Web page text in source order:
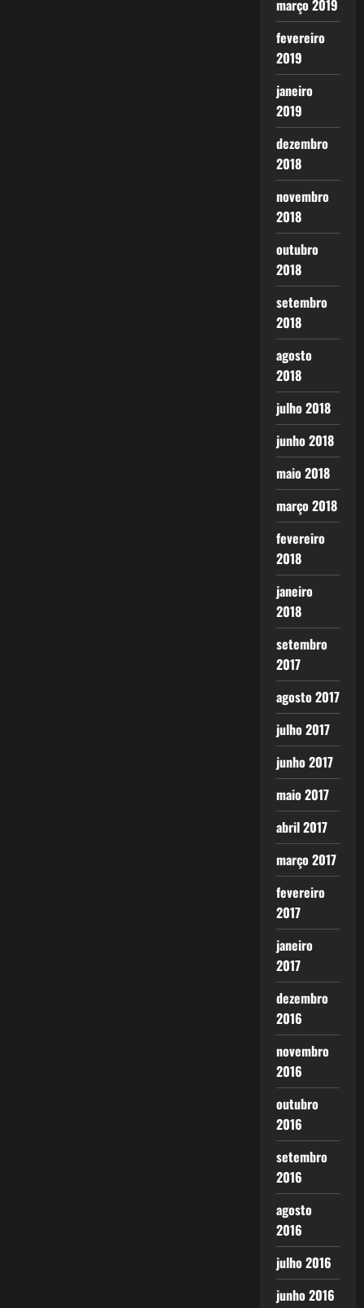
março 2019
fevereiro
2019
janeiro
2019
dezembro
2018
novembro
2018
outubro
2018
setembro
2018
agosto
2018
julho 2018
junho 2018
maio 2018
março 2018
fevereiro
2018
janeiro
2018
setembro
2017
agosto 2017
julho 2017
junho 2017
maio 2017
abril 2017
março 2017
fevereiro
2017
janeiro
2017
dezembro
2016
novembro
2016
outubro
2016
setembro
2016
agosto
2016
julho 2016
junho 2016